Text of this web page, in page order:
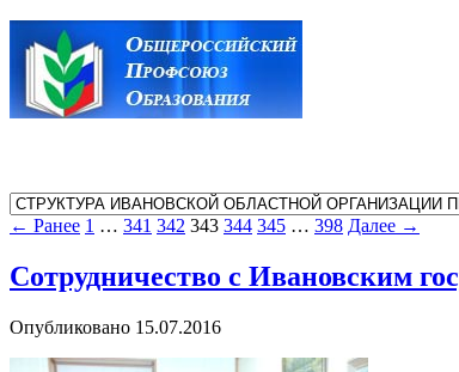
← Ранее 1 … 341 342 343 344 345 … 398 Далее →
Сотрудничество с Ивановским
Опубликовано 15.07.2016